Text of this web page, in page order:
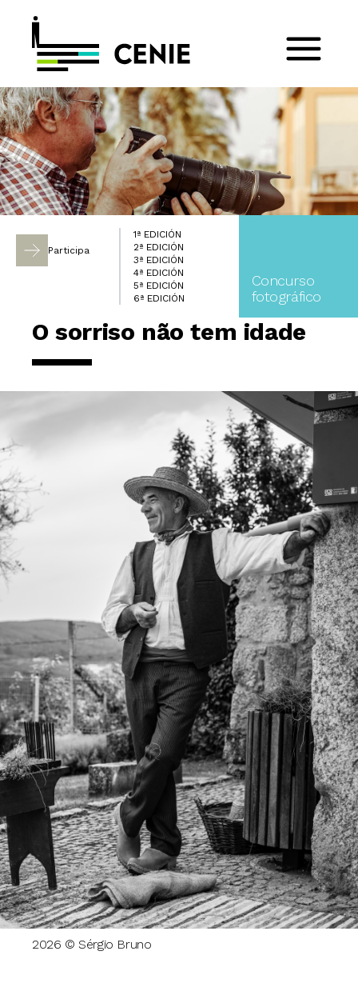
Participa
1ª EDICIÓN
2ª EDICIÓN
3ª EDICIÓN
4ª EDICIÓN
5ª EDICIÓN
6ª EDICIÓN
Concurso
fotográfico
O sorriso não tem idade
2026 © Sérgio Bruno